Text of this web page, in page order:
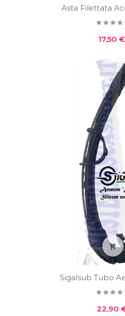
Asta Filettata
Prezzo
17,50 €

Sigalsub Tubo
Prezzo
22,90